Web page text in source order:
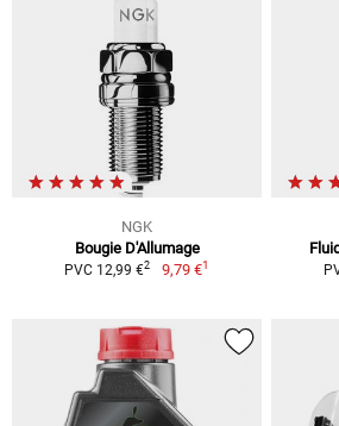
NGK
Bougie D'Allumage
PVC 12,99 €2 9,79 €1